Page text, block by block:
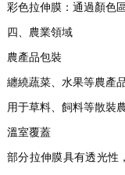
彩色拉伸膜：通過顏色
四、農業領域
農產品包裝
纏繞蔬菜、水果等農產
用于草料、飼料等散裝
溫室覆蓋
部分拉伸膜具有透光性